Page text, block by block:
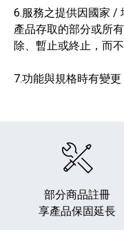
6.服務之提供因國家 /
產品存取的部分或所
除、暫止或終止，而不
7.功能與規格時有變更
部分商品註冊
享產品保固延長